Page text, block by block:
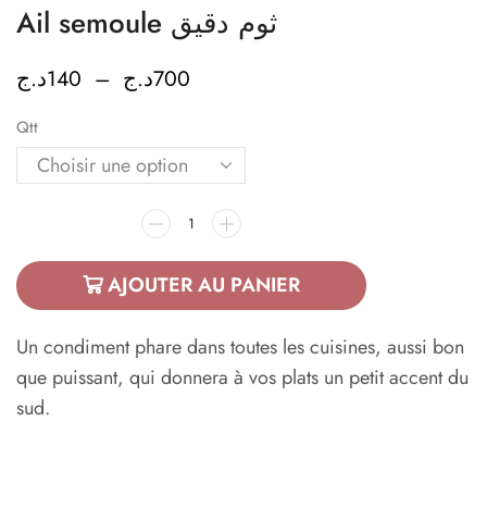
Ail semoule ثوم دقيق
140د.ج – 700د.ج
Qtt
AJOUTER AU PANIER
Un condiment phare dans toutes les cuisines, aussi bon
que puissant, qui donnera à vos plats un petit accent du
sud.